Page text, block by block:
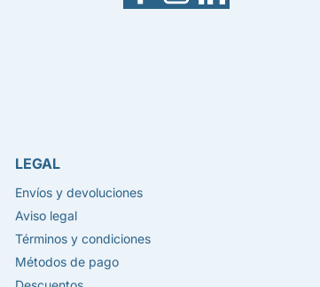
LEGAL
Envíos y devoluciones
Aviso legal
Términos y condiciones
Métodos de pago